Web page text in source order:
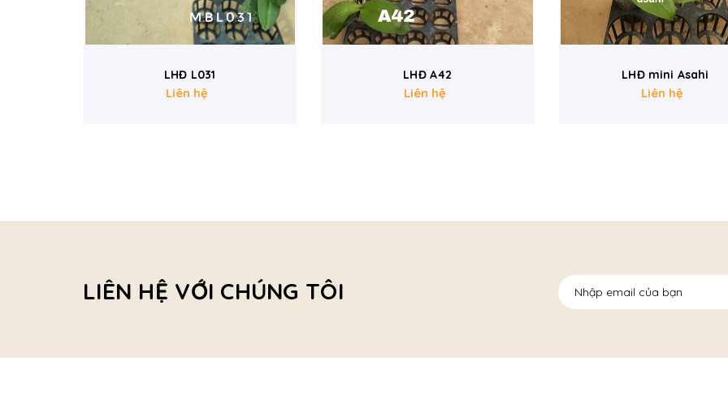
LHĐ A42
Liên hệ
LHĐ mini Asahi
Liên hệ
LHĐ Kv630
Liên hệ
LIÊN HỆ VỚI CHÚNG TÔI